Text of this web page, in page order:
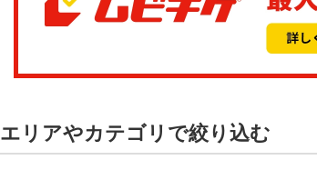
エリアやカテゴリで絞り込む